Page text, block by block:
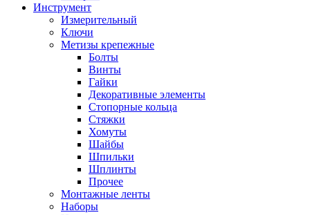
Инструмент
Измерительный
Ключи
Метизы крепежные
Болты
Винты
Гайки
Декоративные элементы
Стопорные кольца
Стяжки
Хомуты
Шайбы
Шпильки
Шплинты
Прочее
Монтажные ленты
Наборы